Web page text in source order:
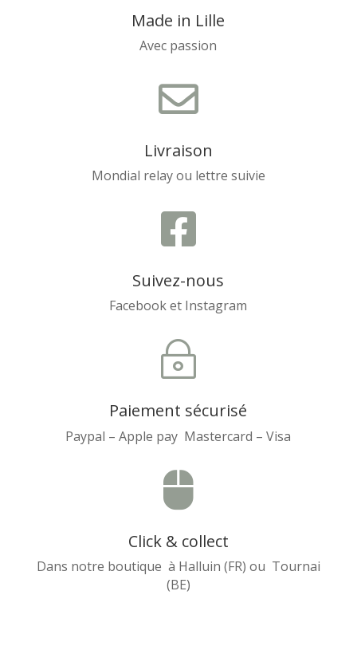
Made in Lille
Avec passion

Livraison
Mondial relay ou lettre suivie

Suivez-nous
Facebook et Instagram
~
Paiement sécurisé
Paypal – Apple pay Mastercard – Visa

Click & collect
Dans notre boutique à Halluin (FR) ou Tournai
(BE)